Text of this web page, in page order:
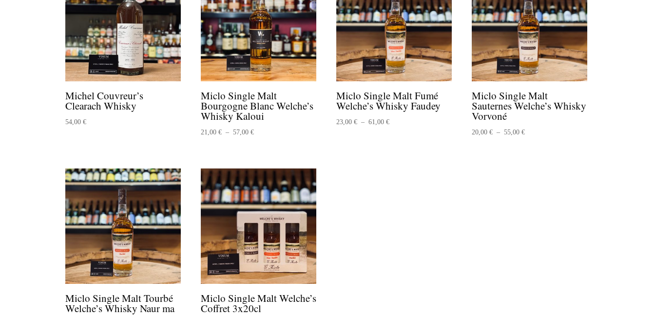
Michel Couvreur’s
Clearach Whisky
54,00€
Miclo Single Malt
Bourgogne Blanc Welche’s
Whisky Kaloui
21,00€ – 57,00€Plage
à
57,00 €
Miclo Single Malt Fumé
Welche’s Whisky Faudey
23,00€ – 61,00€Plage
Miclo Single Malt
Sauternes Welche’s Whisky
Vorvoné
20,00€ – 55,00€Plage
Miclo Single Malt Tourbé
Welche’s Whisky Naur ma
Miclo Single Malt Welche’s
Coffret 3x20cl